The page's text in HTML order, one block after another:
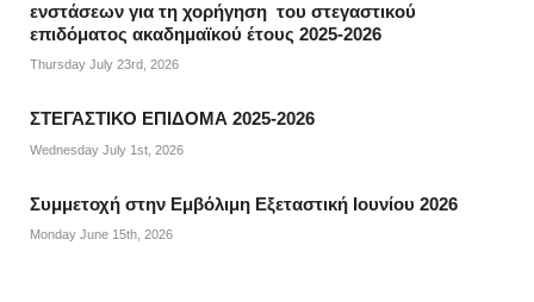
ενστάσεων για τη χορήγηση του στεγαστικού
επιδόματος ακαδημαϊκού έτους 2025-2026
Thursday July 23rd, 2026
ΣΤΕΓΑΣΤΙΚΟ ΕΠΙΔΟΜΑ 2025-2026
Wednesday July 1st, 2026
Συμμετοχή στην Εμβόλιμη Εξεταστική Ιουνίου 2026
Monday June 15th, 2026